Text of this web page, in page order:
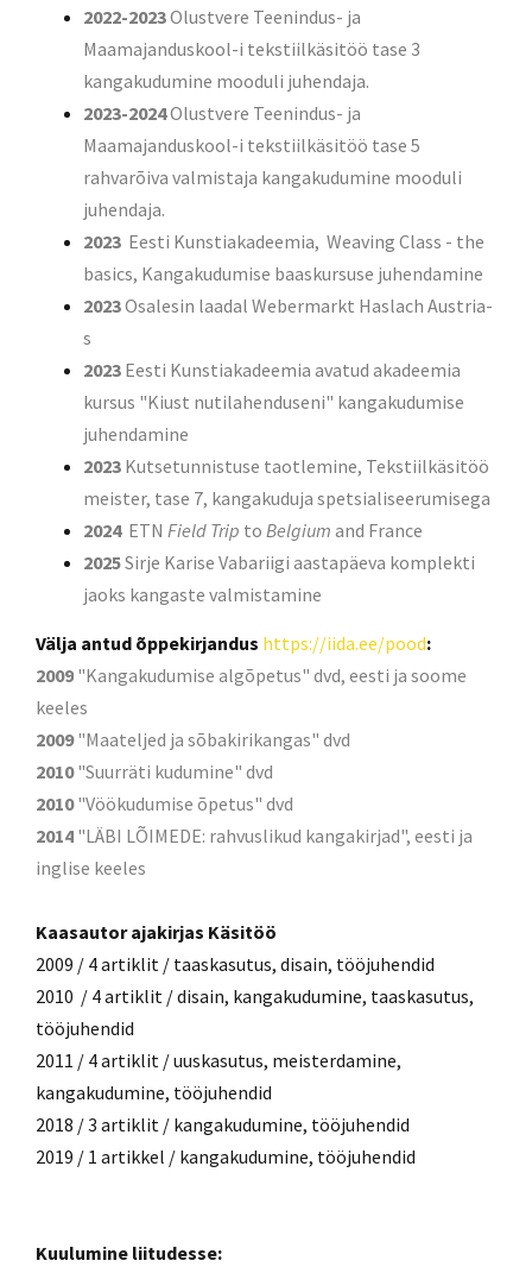
2022-2023Olustvere Teenindus- ja
Maamajanduskool-i tekstiilkäsitöö tase 3
kangakudumine mooduli juhendaja.
2023-2024Olustvere Teenindus- ja
Maamajanduskool-i tekstiilkäsitöö tase 5
rahvarõiva valmistaja kangakudumine mooduli
juhendaja.
2023 Eesti Kunstiakadeemia, Weaving Class - the
basics, Kangakudumise baaskursuse juhendamine
2023Osalesin laadal Webermarkt Haslach Austria-
s
2023 Eesti Kunstiakadeemia avatud akadeemia
kursus "Kiust nutilahenduseni" kangakudumise
juhendamine
2023 Kutsetunnistuse taotlemine, Tekstiilkäsitöö
meister, tase 7, kangakuduja spetsialiseerumisega
2024ETN Field Trip to Belgium and France
2025Sirje Karise Vabariigi aastapäeva komplekti
jaoks kangaste valmistamine
Välja antud õppekirjandus https://iida.ee/pood:
2009 "Kangakudumise algõpetus" dvd, eesti ja soome
keeles
2009"Maateljed ja sõbakirikangas" dvd
2010"Suurräti kudumine" dvd
2010"Vöökudumise õpetus" dvd
2014 "LÄBI LÕIMEDE: rahvuslikud kangakirjad", eesti ja
inglise keeles
Kaasautor ajakirjas Käsitöö
2009 / 4 artiklit / taaskasutus, disain, tööjuhendid
2010 / 4 artiklit / disain, kangakudumine, taaskasutus,
tööjuhendid
2011 / 4 artiklit / uuskasutus, meisterdamine,
kangakudumine, tööjuhendid
2018 / 3 artiklit / kangakudumine, tööjuhendid
2019 / 1 artikkel / kangakudumine, tööjuhendid
Kuulumine liitudesse: